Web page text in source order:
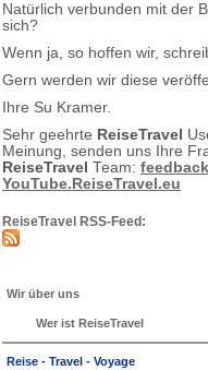
Natürlich verbunden mit der
sich?
Wenn ja, so hoffen wir,
Gern werden wir diese
Ihre Su Kramer.
Sehr geehrte ReiseTravel
Meinung, senden uns Ihre
ReiseTravel Team:
YouTube.ReiseTravel.eu
ReiseTravel RSS-Feed:
Wir über uns
Wer ist ReiseTravel
Reise - Travel - Voyage